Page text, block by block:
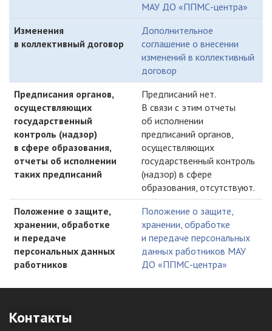
МАУ ДО «ППМС-центра»
Изменения
в коллективный договор
Дополнительное
соглашение о внесении
изменений в коллективный
договор
Предписания органов,
осуществляющих
государственный
контроль (надзор)
в сфере образования,
отчеты об исполнении
таких предписаний
Предписаний нет.
В связи с этим отчеты
об исполнении
предписаний органов,
осуществляющих
государственный контроль
(надзор) в сфере
образования, отсутствуют.
Положение о защите,
хранении, обработке
и передаче
персональных данных
работников
Положение о защите,
хранении, обработке
и передаче персональных
данных работников МАУ
ДО «ППМС-центра»
Контакты